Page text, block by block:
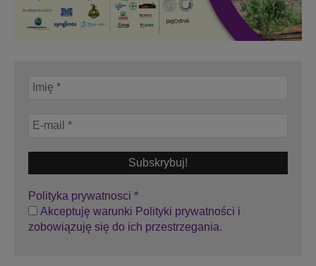
Polityka prywatnosci *
Akceptuję warunki Polityki prywatności i
zobowiązuję się do ich przestrzegania.